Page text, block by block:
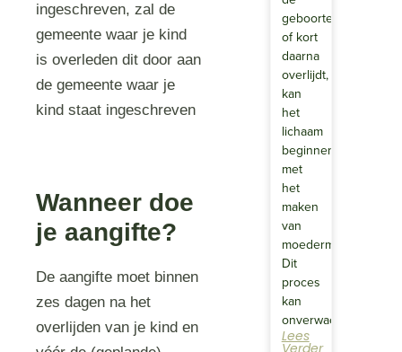
ingeschreven, zal de
gemeente waar je kind
is overleden dit door aan
de gemeente waar je
kind staat ingeschreven
Wanneer doe
je aangifte?
De aangifte moet binnen
zes dagen na het
overlijden van je kind en
geboorte
of kort
daarna
overlijdt,
kan
het
lichaam
beginnen
met
het
maken
van
moedermelk.
Dit
proces
kan
onverwacht…
Lees